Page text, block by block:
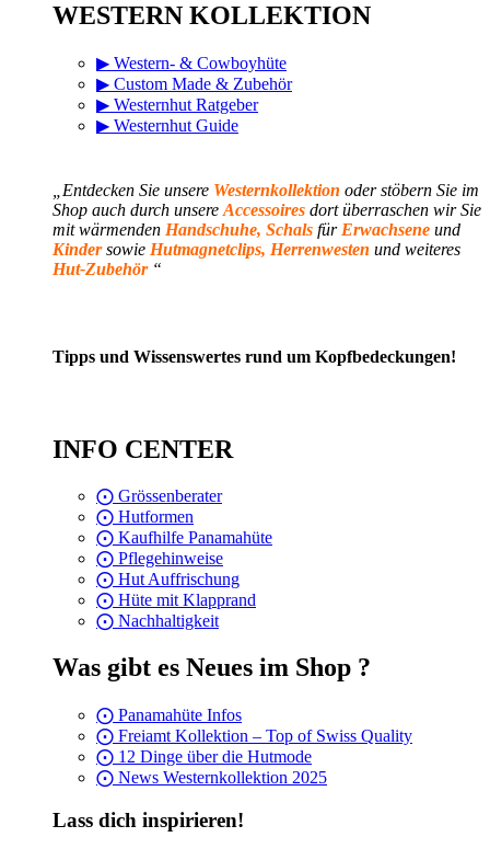
WESTERN KOLLEKTION
▶ Western- & Cowboyhüte
▶ Custom Made & Zubehör
▶ Westernhut Ratgeber
▶ Westernhut Guide
Entdecken Sie unsere Westernkollektion oder stöbern Sie im
Shop auch durch unsere Accessoires dort überraschen wir Sie
mit wärmenden Handschuhe, Schals für Erwachsene und
Kindersowie Hutmagnetclips, Herrenwesten und weiteres
Hut-Zubehör “
Tipps und Wissenswertes rund um Kopfbedeckungen!
INFO CENTER
⨀ Grössenberater
⨀ Hutformen
⨀ Kaufhilfe Panamahüte
⨀ Pflegehinweise
⨀ Hut Auffrischung
⨀ Hüte mit Klapprand
⨀ Nachhaltigkeit
Was gibt es Neues im Shop ?
⨀ Panamahüte Infos
⨀ Freiamt Kollektion – Top of Swiss Quality
⨀ 12 Dinge über die Hutmode
⨀ News Westernkollektion 2025
Lass dich inspirieren!